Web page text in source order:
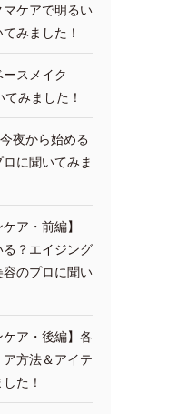
マケアで明るい
みました！
スメイク
みました！
夜から始める
に聞いてみま
ア・前編】
？エイジング
のプロに聞い
ケア・後編】各
方法＆アイテ
た！